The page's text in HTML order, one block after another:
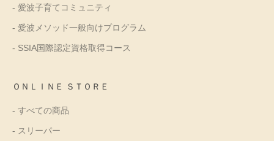
- 愛波子育てコミュニティ
- 愛波メソッド一般向けプログラム
- SSIA国際認定資格取得コース
ＯＮＬＩＮＥ ＳＴＯＲＥ
- すべての商品
- スリーパー